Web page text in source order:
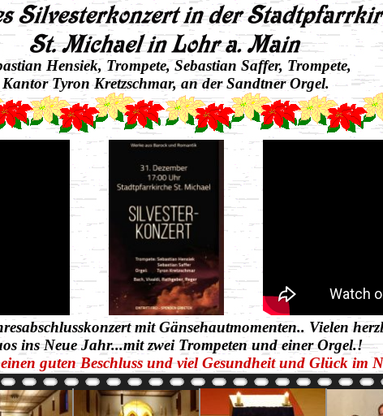
Hensiek, Trompete, Sebastian Saffer, Trompete,
Kantor Tyron Kretzschmar, an der Sandtner Orgel.
mit Gänsehautmomenten.. Vielen
ins Neue Jahr...mit zwei Trompeten und einer Orgel.!
guten Beschluss und viel Gesundheit und Glück im